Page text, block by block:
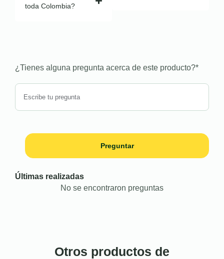
toda Colombia?
¿Tienes alguna pregunta acerca de este producto?*
Preguntar
Últimas realizadas
No se encontraron preguntas
Otros productos de